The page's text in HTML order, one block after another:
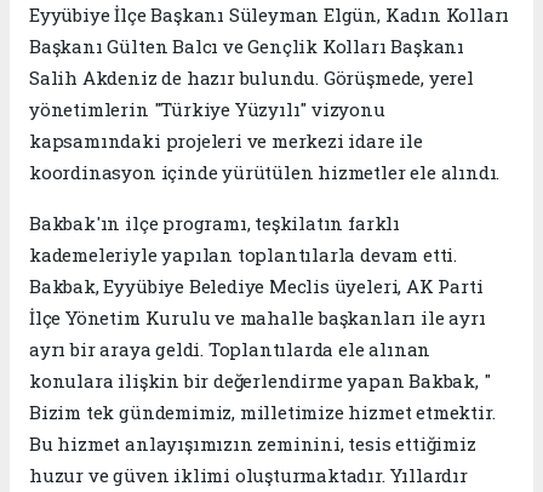
Eyyübiye İlçe Başkanı Süleyman Elgün, Kadın Kolları
Başkanı Gülten Balcı ve Gençlik Kolları Başkanı
Salih Akdeniz de hazır bulundu. Görüşmede, yerel
yönetimlerin "Türkiye Yüzyılı" vizyonu
kapsamındaki projeleri ve merkezi idare ile
koordinasyon içinde yürütülen hizmetler ele alındı.
Bakbak'ın ilçe programı, teşkilatın farklı
kademeleriyle yapılan toplantılarla devam etti.
Bakbak, Eyyübiye Belediye Meclis üyeleri, AK Parti
İlçe Yönetim Kurulu ve mahalle başkanları ile ayrı
ayrı bir araya geldi. Toplantılarda ele alınan
konulara ilişkin bir değerlendirme yapan Bakbak, "
Bizim tek gündemimiz, milletimize hizmet etmektir.
Bu hizmet anlayışımızın zeminini, tesis ettiğimiz
huzur ve güven iklimi oluşturmaktadır. Yıllardır